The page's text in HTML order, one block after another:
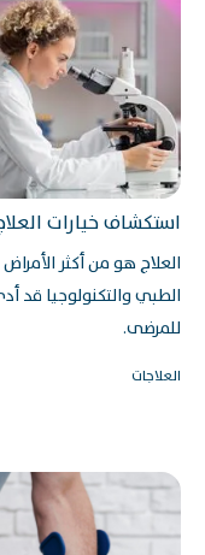
استكشاف خيارات
العلاج هو من أكثر
الطبي والتكنولوجيا قد
للمرضى.
العلاجات